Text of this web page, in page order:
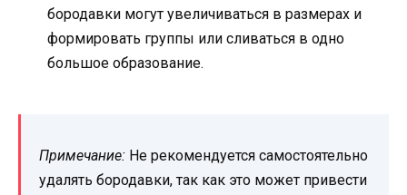
бородавки могут увеличиваться в размерах и
формировать группы или сливаться в одно
большое образование.
Примечание: Не рекомендуется самостоятельно
удалять бородавки, так как это может привести